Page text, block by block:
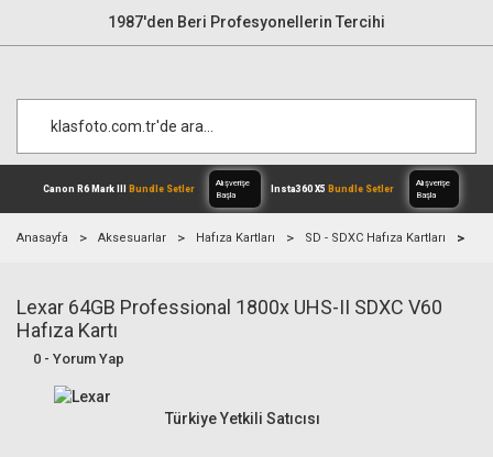
1987'den Beri Profesyonellerin Tercihi
Canon R6 Mark IIIBundle Setler
Alışverişe
Anasayfa Aksesuarlar Hafıza Kartları SD - SDXC Hafıza Kartları
Lexar 64GB Professional 1800x UHS-II SDXC V60
Hafıza Kartı
0 - Yorum Yap
Türkiye Yetkili Satıcısı